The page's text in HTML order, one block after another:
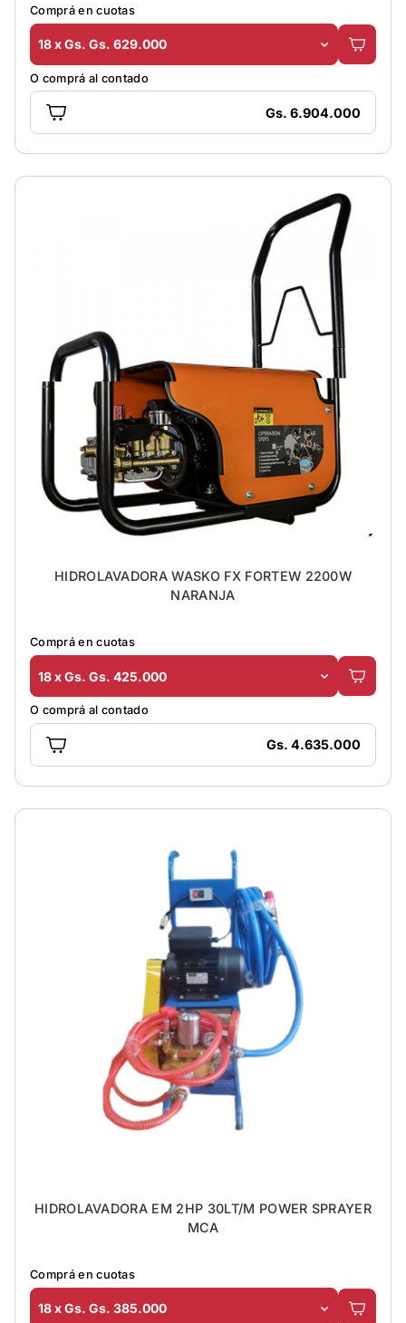
Comprá en cuotas
18 x Gs. Gs. 629.000
O comprá al contado
Gs. 6.904.000
HIDROLAVADORA WASKO FX FORTEW 2200W
NARANJA
Comprá en cuotas
18 x Gs. Gs. 425.000
O comprá al contado
Gs. 4.635.000
HIDROLAVADORA EM 2HP 30LT/M POWER SPRAYER
MCA
Comprá en cuotas
18 x Gs. Gs. 385.000